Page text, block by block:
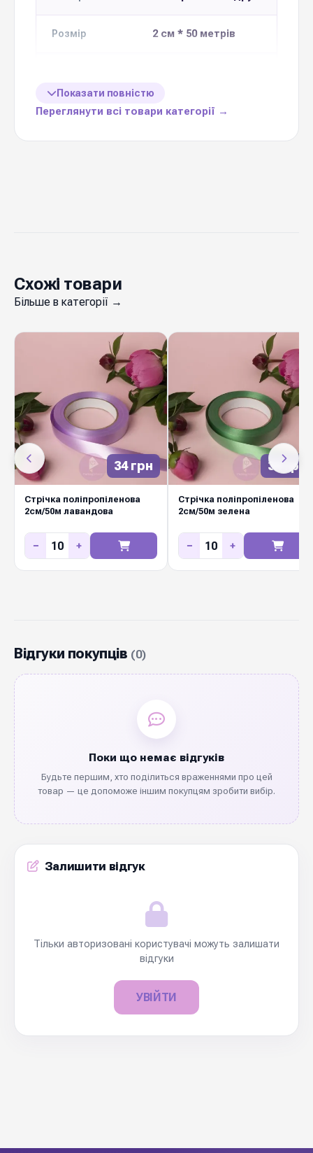
Розмір 2 см * 50 метрів
упаковці
за
яка завершує образ будь-якого букета і
композиції. Якісна текстура, рівний край,
стійке фарбування та міцне плетіння
гарантують довгий термін служби навіть при
активному використанні. Підходить для
зав'язування букетів, декорування коробок,
весільних оформлень та подарункової
пакувальної роботи. Замовляйте оптом у
Diamond Pack — тисячі метрів у наявності,
швидка відправка по Україні.
Показати повністю
Переглянути всі товари категорії →
Схожі товари
Більше в категорії →
34 грн
Стрічка поліпропіленова
2см/50м лавандова
− +
34 грн
Стрічка поліпропіленова
2см/50м зелена
− +
Відгуки покупців (0)
Поки що немає відгуків
Будьте першим, хто поділиться враженнями про цей
товар — це допоможе іншим покупцям зробити вибір.
Залишити відгук
Тільки авторизовані користувачі можуть залишати
відгуки
УВІЙТИ